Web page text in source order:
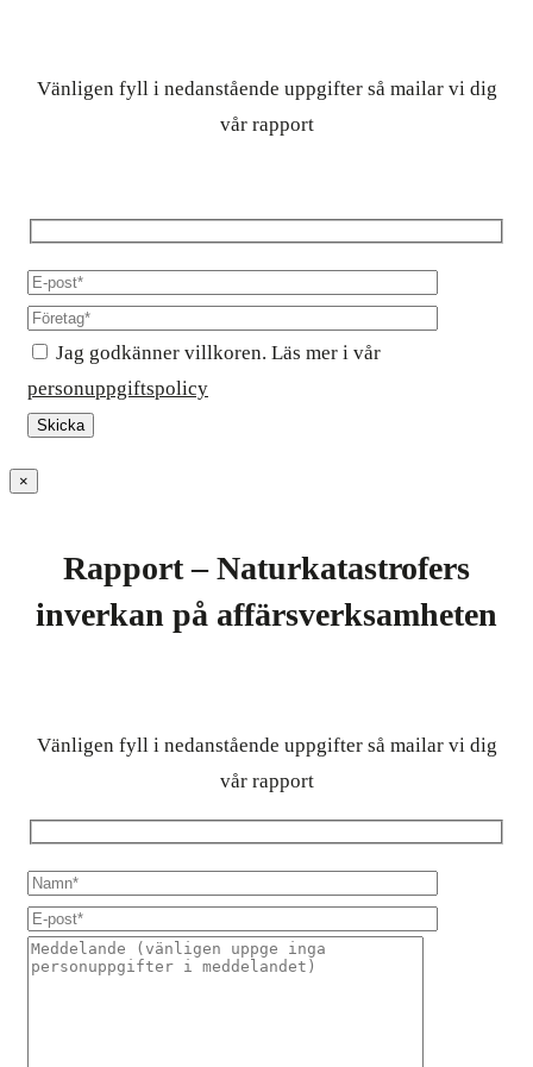
Vänligen fyll i nedanstående uppgifter så mailar vi dig
vår rapport
Jag godkänner villkoren. Läs mer i vår
personuppgiftspolicy
×
Rapport – Naturkatastrofers
inverkan på affärsverksamheten
Vänligen fyll i nedanstående uppgifter så mailar vi dig
vår rapport